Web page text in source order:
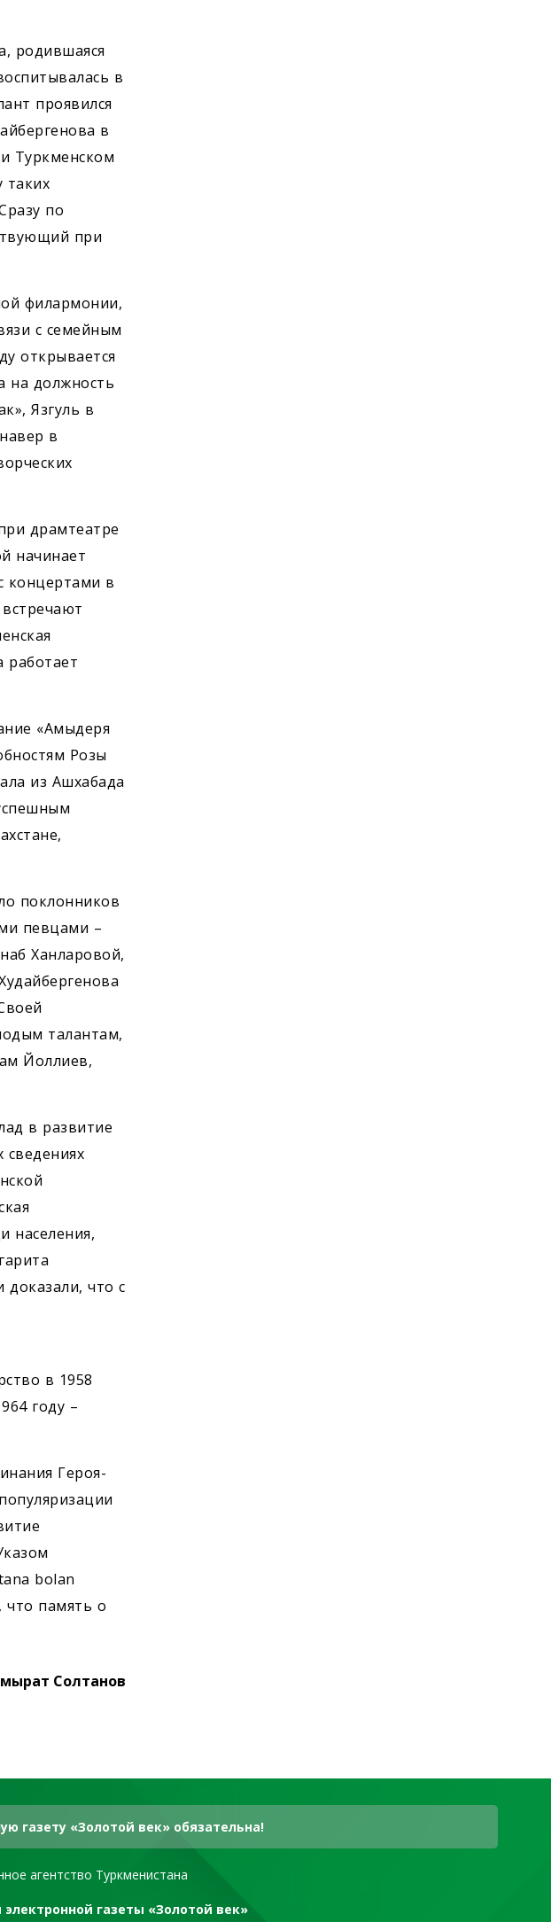
родившаяся
в
проявился
в
Туркменском
таких
по
при
филармонии,
с семейным
открывается
на должность
Язгуль в
в
драмтеатре
начинает
концертами в
работает
«Амыдеря
Розы
из Ашхабада
поклонников
певцами –
Ханларовой,
талантам,
Йоллиев,
в развитие
сведениях
населения,
что с
в 1958
году –
Героя-
bolan
что память о
Солтанов
газету «Золотой век» обязательна!
агентство Туркменистана
газеты «Золотой век»